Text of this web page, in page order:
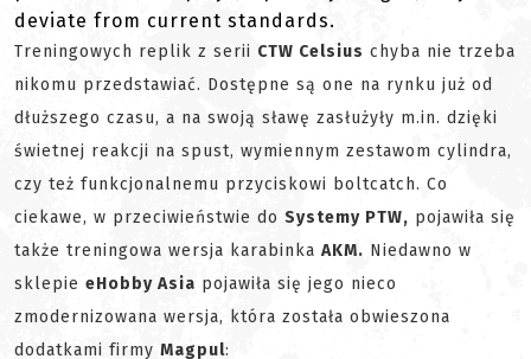
deviate from current standards.
Treningowych replik z serii CTW Celsius chyba nie trzeba
nikomu przedstawiać. Dostępne są one na rynku już od
dłuższego czasu, a na swoją sławę zasłużyły m.in. dzięki
świetnej reakcji na spust, wymiennym zestawom cylindra,
czy też funkcjonalnemu przyciskowi boltcatch. Co
ciekawe, w przeciwieństwie do Systemy PTW, pojawiła się
także treningowa wersja karabinka AKM. Niedawno w
sklepie eHobby Asia pojawiła się jego nieco
zmodernizowana wersja, która została obwieszona
dodatkami firmy Magpul: